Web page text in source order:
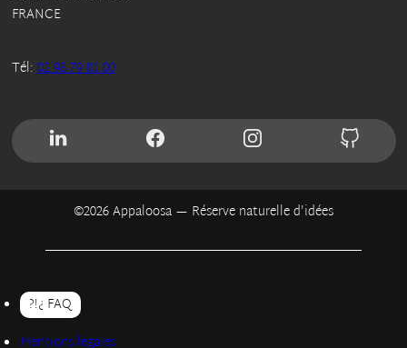
FRANCE
Tél:02 98 79 81 00
SUIVEZ-NOUS SUR LINKEDINSUIVEZ-NOUS SUR FACEBOOK
SUIVEZ-NOUS SUR
©2026 Appaloosa — Réserve naturelle d'idées
?!¿ FAQ
Mentions légales